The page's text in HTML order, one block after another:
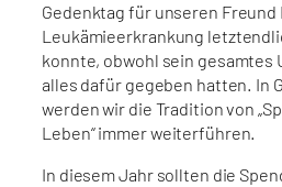
Gedenktag für unseren Freund
Leukämieerkrankung
konnte, obwohl sein gesamtes
alles dafür gegeben hatten. In
werden wir die Tradition von
Leben“ immer weiterführen.
In diesem Jahr sollten die